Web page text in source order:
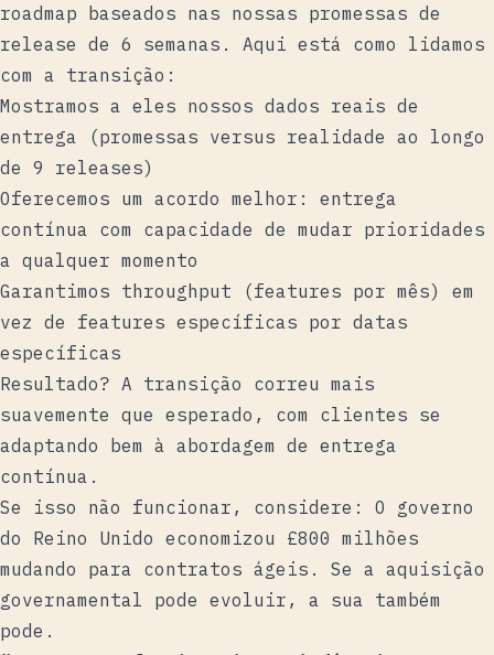
roadmap baseados nas nossas promessas de
release de 6 semanas. Aqui está como lidamos
com a transição:
Mostramos a eles nossos dados reais de
entrega (promessas versus realidade ao longo
de 9 releases)
Oferecemos um acordo melhor: entrega
contínua com capacidade de mudar prioridades
a qualquer momento
Garantimos throughput (features por mês) em
vez de features específicas por datas
específicas
Resultado? A transição correu mais
suavemente que esperado, com clientes se
adaptando bem à abordagem de entrega
contínua.
Se isso não funcionar, considere: O governo
do Reino Unido economizou £800 milhões
mudando para contratos ágeis. Se a aquisição
governamental pode evoluir, a sua também
pode.